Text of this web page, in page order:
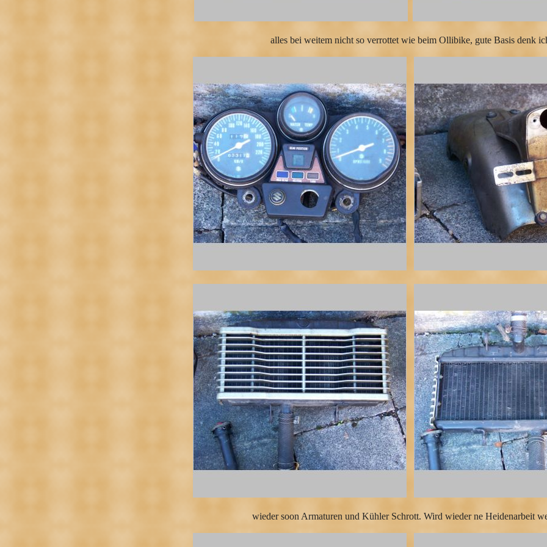
alles bei weitem nicht so verrottet wie beim Ollibike, gute Basis denk
wieder soon Armaturen und Kühler Schrott. Wird wieder ne Heidenarbeit